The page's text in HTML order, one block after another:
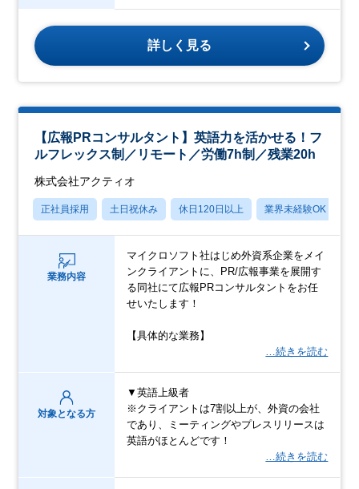
詳しく見る
【広報PRコンサルタント】英語力を活かせる！フ
ルフレックス制／リモート／労働7h制／残業20h
株式会社アクティオ
正社員採用 土日祝休み 休日120日以上 業界未経験OK
業務内容
マイクロソフト社はじめ外資系企業をメイ
ンクライアントに、PR/広報事業を展開す
る同社にて広報PRコンサルタントをお任
せいたします！
【具体的な業務】
…続きを読む
対象となる方
▼英語上級者
※クライアントは7割以上が、外資の会社
であり、ミーティングやプレスリリースは
英語がほとんどです！
…続きを読む